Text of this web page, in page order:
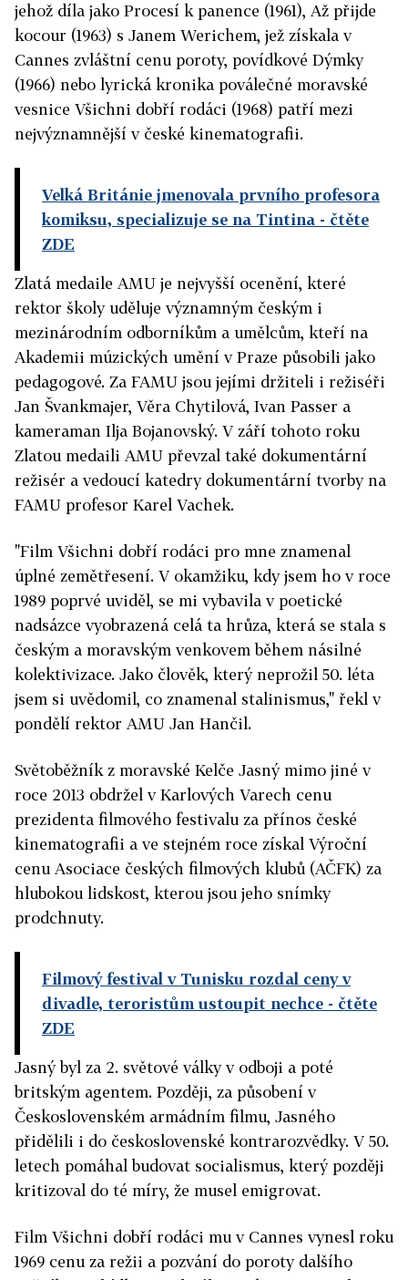
jehož díla jako Procesí k panence (1961), Až přijde
kocour (1963) s Janem Werichem, jež získala v
Cannes zvláštní cenu poroty, povídkové Dýmky
(1966) nebo lyrická kronika poválečné moravské
vesnice Všichni dobří rodáci (1968) patří mezi
nejvýznamnější v české kinematografii.
Velká Británie jmenovala prvního profesora
komiksu, specializuje se na Tintina - čtěte
ZDE
Zlatá medaile AMU je nejvyšší ocenění, které
rektor školy uděluje významným českým i
mezinárodním odborníkům a umělcům, kteří na
Akademii múzických umění v Praze působili jako
pedagogové. Za FAMU jsou jejími držiteli i režiséři
Jan Švankmajer, Věra Chytilová, Ivan Passer a
kameraman Ilja Bojanovský. V září tohoto roku
Zlatou medaili AMU převzal také dokumentární
režisér a vedoucí katedry dokumentární tvorby na
FAMU profesor Karel Vachek.
"Film Všichni dobří rodáci pro mne znamenal
úplné zemětřesení. V okamžiku, kdy jsem ho v roce
1989 poprvé uviděl, se mi vybavila v poetické
nadsázce vyobrazená celá ta hrůza, která se stala s
českým a moravským venkovem během násilné
kolektivizace. Jako člověk, který neprožil 50. léta
jsem si uvědomil, co znamenal stalinismus," řekl v
pondělí rektor AMU Jan Hančil.
Světoběžník z moravské Kelče Jasný mimo jiné v
roce 2013 obdržel v Karlových Varech cenu
prezidenta filmového festivalu za přínos české
kinematografii a ve stejném roce získal Výroční
cenu Asociace českých filmových klubů (AČFK) za
hlubokou lidskost, kterou jsou jeho snímky
prodchnuty.
Filmový festival v Tunisku rozdal ceny v
divadle, teroristům ustoupit nechce - čtěte
ZDE
Jasný byl za 2. světové války v odboji a poté
britským agentem. Později, za působení v
Československém armádním filmu, Jasného
přidělili i do československé kontrarozvědky. V 50.
letech pomáhal budovat socialismus, který později
kritizoval do té míry, že musel emigrovat.
Film Všichni dobří rodáci mu v Cannes vynesl roku
1969 cenu za režii a pozvání do poroty dalšího